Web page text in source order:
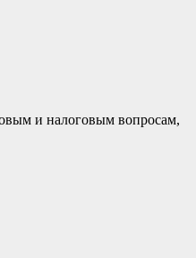
и налоговым вопросам,